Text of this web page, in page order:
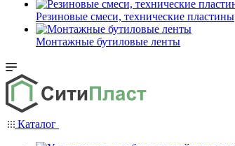
Резиновые смеси, технические пластины
Монтажные бутиловые ленты
Каталог